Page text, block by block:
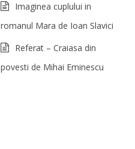
Imaginea cuplului in
romanul Mara de Ioan Slavici
Referat – Craiasa din
povesti de Mihai Eminescu